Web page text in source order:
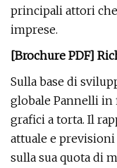
principali attori
imprese.
[Brochure PDF]
Sulla base di
globale Pannelli in
grafici a torta. Il
attuale e
sulla sua quota di